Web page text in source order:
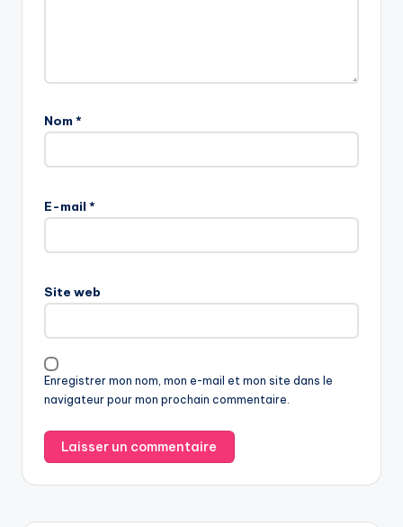
Nom *
E-mail *
Site web
Enregistrer mon nom, mon e-mail et mon site dans le
navigateur pour mon prochain commentaire.